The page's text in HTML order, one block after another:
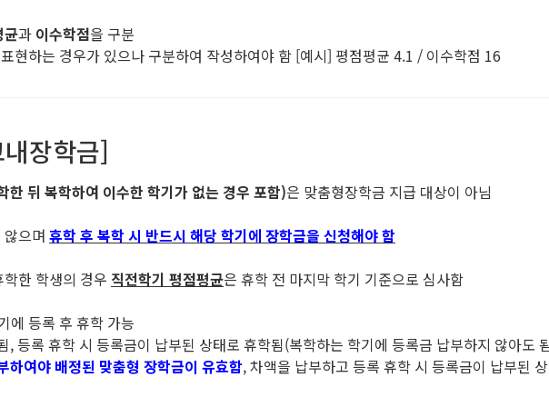
균과 이수학점을 구분
현하는 경우가 있으나 구분하여 작성하여야 함 [예시] 평점평균 4.1 / 이수학점 16
장학금]
한 뒤 복학하여 이수한 학기가 없는 경우 포함)은 맞춤형장학금 지급 대상이 아님
으며 휴학 후 복학 시 반드시 해당 학기에 장학금을 신청해야 함
한 학생의 경우 직전학기 평점평균은 휴학 전 마지막 학기 기준으로 심사함
에 등록 후 휴학 가능
, 등록 휴학 시 등록금이 납부된 상태로 휴학됨(복학하는 학기에 등록금 납부하지 않아도
하여야 배정된 맞춤형 장학금이 유효함, 차액을 납부하고 등록 휴학 시 등록금이 납부된